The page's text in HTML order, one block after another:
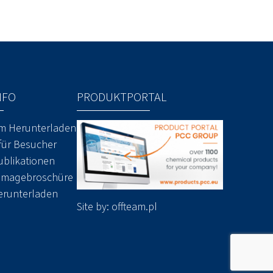
Herunterladen
Besucher
PRODUKTPORTAL
Site by: offteam.pl